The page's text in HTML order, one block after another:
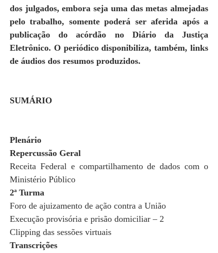
dos julgados, embora seja uma das metas almejadas
pelo trabalho, somente poderá ser aferida após a
publicação do acórdão no Diário da Justiça
Eletrônico. O periódico disponibiliza, também, links
de áudios dos resumos produzidos.
SUMÁRIO
Plenário
Repercussão Geral
Receita Federal e compartilhamento de dados com o
Ministério Público
2ª Turma
Foro de ajuizamento de ação contra a União
Execução provisória e prisão domiciliar – 2
Clipping das sessões virtuais
Transcrições